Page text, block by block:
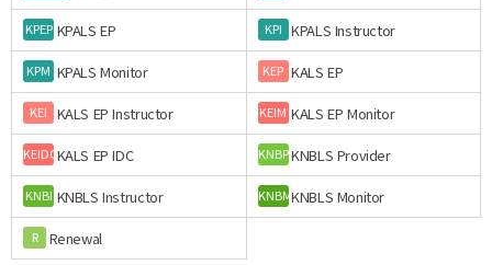
KPEP KPALS EP KPI KPALS Instructor
KPM KPALS Monitor KEP KALS EP
KEI KALS EP Instructor KEIM KALS EP Monitor
KEIDCKALS EP IDC KNBPKNBLS Provider
KNBI KNBLS Instructor KNBMKNBLS Monitor
R Renewal